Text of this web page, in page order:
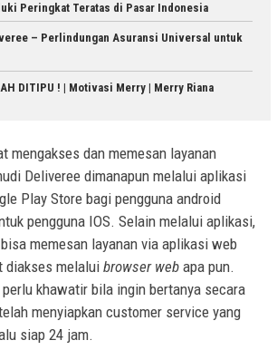
Peringkat Teratas di Pasar Indonesia
– Perlindungan Asuransi Universal untuk
DITIPU ! | Motivasi Merry | Merry Riana
mengakses dan memesan layanan
Deliveree dimanapun melalui aplikasi
Play Store bagi pengguna android
pengguna IOS. Selain melalui aplikasi,
memesan layanan via aplikasi web
diakses melalui browser web apa pun.
khawatir bila ingin bertanya secara
menyiapkan customer service yang
siap 24 jam.